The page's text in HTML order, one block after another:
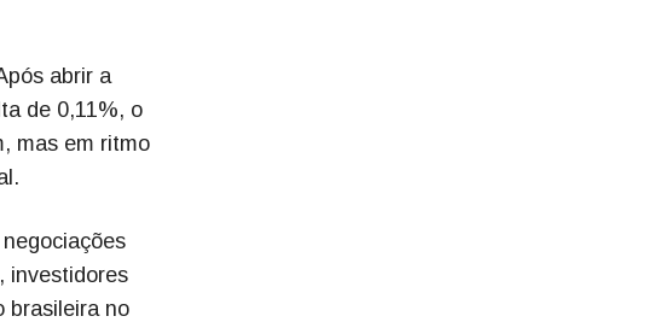
abrir a
de 0,11%, o
mas em ritmo
investidores
brasileira no